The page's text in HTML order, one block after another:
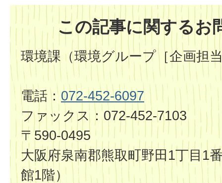
この記事に関するお
環境課（環境グループ［企画担
電話： 072-452-6097
ファックス：072-452-7103
〒590-0495
大阪府泉南郡熊取町野田1丁目1
館1階）